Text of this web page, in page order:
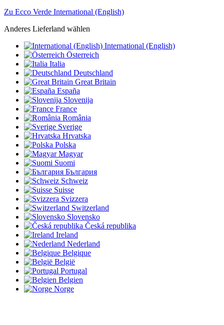
Zu Ecco Verde International (English)
Anderes Lieferland wählen
International (English)
Österreich
Italia
Deutschland
Great Britain
España
Slovenija
France
România
Sverige
Hrvatska
Polska
Magyar
Suomi
България
Schweiz
Suisse
Svizzera
Switzerland
Slovensko
Česká republika
Ireland
Nederland
Belgique
België
Portugal
Belgien
Norge